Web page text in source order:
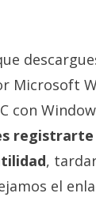
Microsoft
con
registrarte
,
el